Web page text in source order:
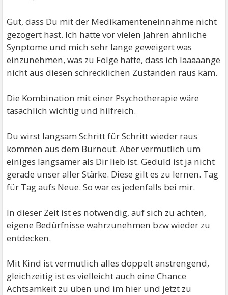
Gut, dass Du mit der Medikamenteneinnahme nicht
gezögert hast. Ich hatte vor vielen Jahren ähnliche
Synptome und mich sehr lange geweigert was
einzunehmen, was zu Folge hatte, dass ich laaaaange
nicht aus diesen schrecklichen Zuständen raus kam.
Die Kombination mit einer Psychotherapie wäre
tasächlich wichtig und hilfreich.
Du wirst langsam Schritt für Schritt wieder raus
kommen aus dem Burnout. Aber vermutlich um
einiges langsamer als Dir lieb ist. Geduld ist ja nicht
gerade unser aller Stärke. Diese gilt es zu lernen. Tag
für Tag aufs Neue. So war es jedenfalls bei mir.
In dieser Zeit ist es notwendig, auf sich zu achten,
eigene Bedürfnisse wahrzunehmen bzw wieder zu
entdecken.
Mit Kind ist vermutlich alles doppelt anstrengend,
gleichzeitig ist es vielleicht auch eine Chance
Achtsamkeit zu üben und im hier und jetzt zu